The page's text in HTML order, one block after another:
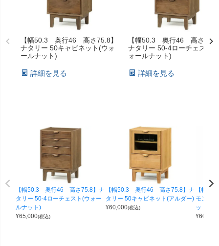
【幅50.3 奥行46 高さ75.8】
ナタリー 50キャビネット(ウォ
ールナット)
詳細を見る
【幅50.3 奥行46 高さ75.8
ナタリー 50-4ローチェスト(
ォールナット)
詳細を見る
【幅50.3 奥行46 高さ75.8】ナ
タリー 50-4ローチェスト(ウォー
ルナット)
¥65,000(税込)
【幅50.3 奥行46 高さ75.8】ナ
タリー 50キャビネット(アルダー)
¥60,000(税込)
【幅
モン52
ット)
¥60,000